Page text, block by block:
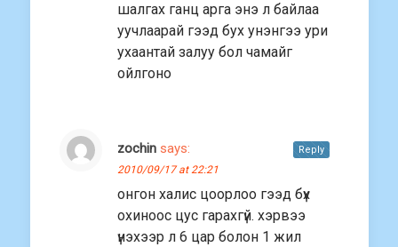
шалгах ганц арга энэ л байлаа
уучлаарай гээд бух унэнгээ ури
ухаантай залуу бол чамайг
ойлгоно
zochin says:
2010/09/17 at 22:21
онгон халис цоорлоо гээд бүх
охиноос цус гарахгүй. хэрвээ
үнэхээр л 6 цар болон 1 жил
Reply